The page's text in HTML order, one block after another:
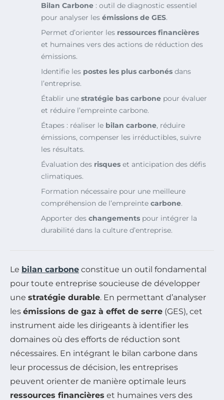
Bilan Carbone : outil de diagnostic essentiel
pour analyser les émissions de GES.
Permet d’orienter les ressources financières
et humaines vers des actions de réduction des
émissions.
Identifie les postes les plus carbonés dans
l’entreprise.
Établir une stratégie bas carbone pour évaluer
et réduire l’empreinte carbone.
Étapes : réaliser le bilan carbone, réduire
émissions, compenser les irréductibles, suivre
les résultats.
Évaluation des risques et anticipation des défis
climatiques.
Formation nécessaire pour une meilleure
compréhension de l’empreinte carbone.
Apporter des changements pour intégrer la
durabilité dans la culture d’entreprise.
Le bilan carbone constitue un outil fondamental
pour toute entreprise soucieuse de développer
une stratégie durable. En permettant d’analyser
les émissions de gaz à effet de serre (GES), cet
instrument aide les dirigeants à identifier les
domaines où des efforts de réduction sont
nécessaires. En intégrant le bilan carbone dans
leur processus de décision, les entreprises
peuvent orienter de manière optimale leurs
ressources financières et humaines vers des